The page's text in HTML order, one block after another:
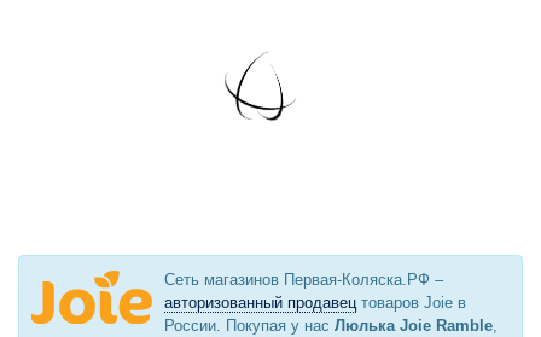
Сеть магазинов Первая-Коляска.РФ –
авторизованный продавец товаров Joie в
России. Покупая у нас Люлька Joie Ramble